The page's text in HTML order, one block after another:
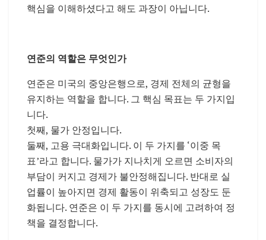
핵심을 이해하셨다고 해도 과장이 아닙니다.
연준의 역할은 무엇인가
연준은 미국의 중앙은행으로, 경제 전체의 균형을
유지하는 역할을 합니다. 그 핵심 목표는 두 가지입
니다.
첫째, 물가 안정입니다.
둘째, 고용 극대화입니다. 이 두 가지를 ‘이중 목
표’라고 합니다. 물가가 지나치게 오르면 소비자의
부담이 커지고 경제가 불안정해집니다. 반대로 실
업률이 높아지면 경제 활동이 위축되고 성장도 둔
화됩니다. 연준은 이 두 가지를 동시에 고려하여 정
책을 결정합니다.